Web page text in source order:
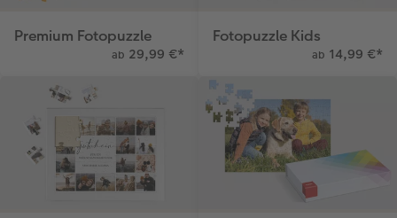
Premium Fotopuzzle
ab 29,99 €*
Fotopuzzle Kids
ab 14,99 €*